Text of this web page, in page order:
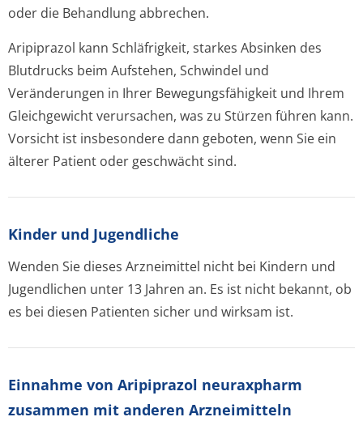
oder die Behandlung abbrechen.
Aripiprazol kann Schläfrigkeit, starkes Absinken des
Blutdrucks beim Aufstehen, Schwindel und
Veränderungen in Ihrer Bewegungsfähigkeit und Ihrem
Gleichgewicht verursachen, was zu Stürzen führen kann.
Vorsicht ist insbesondere dann geboten, wenn Sie ein
älterer Patient oder geschwächt sind.
Kinder und Jugendliche
Wenden Sie dieses Arzneimittel nicht bei Kindern und
Jugendlichen unter 13 Jahren an. Es ist nicht bekannt, ob
es bei diesen Patienten sicher und wirksam ist.
Einnahme von Aripiprazol neuraxpharm
zusammen mit anderen Arzneimitteln